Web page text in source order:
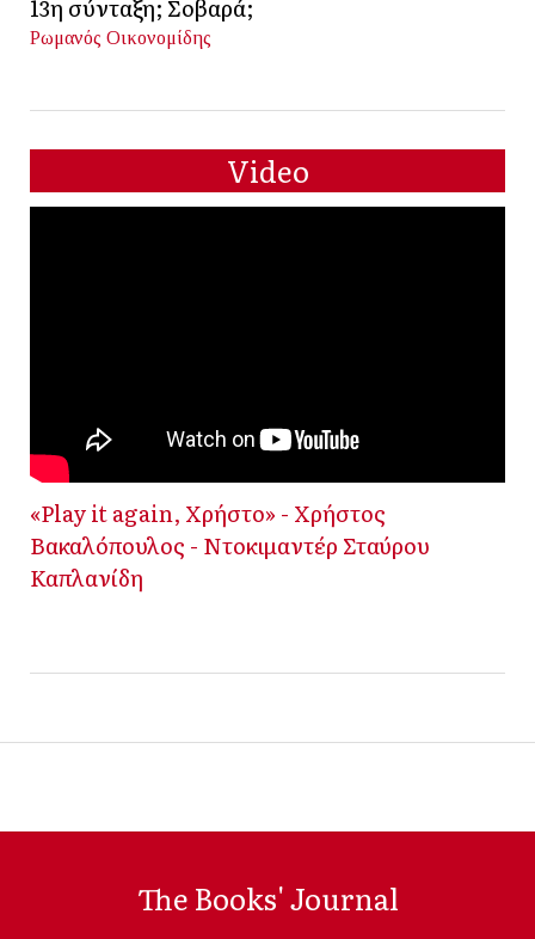
13η σύνταξη; Σοβαρά;
Ρωμανός Οικονομίδης
Video
«Play it again, Χρήστο» - Χρήστος
Βακαλόπουλος - Ντοκιμαντέρ Σταύρου
Καπλανίδη
The Books' Journal